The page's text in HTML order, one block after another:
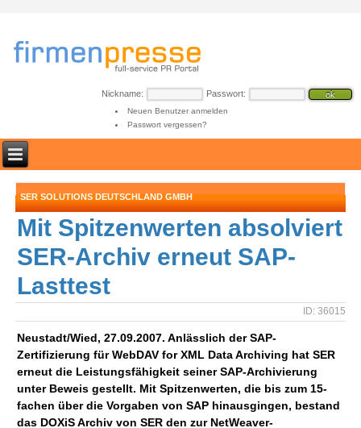
Nickname: Passwort:
Neuen Benutzer anmelden
Passwort vergessen?
SER SOLUTIONS DEUTSCHLAND GMBH
Mit Spitzenwerten absolviert
SER-Archiv erneut SAP-
Lasttest
ID: 36015
Neustadt/Wied, 27.09.2007. Anlässlich der SAP-
Zertifizierung für WebDAV for XML Data Archiving hat SER
erneut die Leistungsfähigkeit seiner SAP-Archivierung
unter Beweis gestellt. Mit Spitzenwerten, die bis zum 15-
fachen über die Vorgaben von SAP hinausgingen, bestand
das DOXiS Archiv von SER den zur NetWeaver-